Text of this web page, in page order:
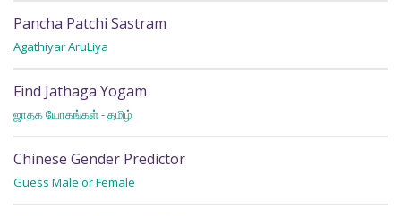
Pancha Patchi Sastram
Agathiyar AruLiya
Find Jathaga Yogam
ஜாதக யோகங்கள் - தமிழ்
Chinese Gender Predictor
Guess Male or Female